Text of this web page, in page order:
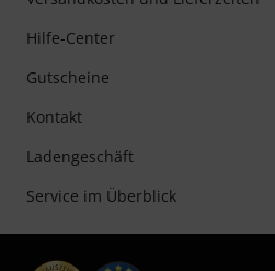
Hilfe-Center
Gutscheine
Kontakt
Ladengeschäft
Service im Überblick